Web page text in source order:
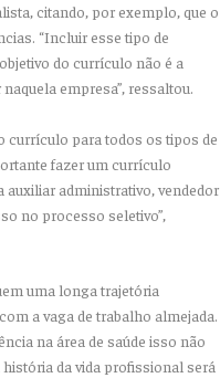
citando, por exemplo, que o
“Incluir esse tipo de
do currículo não é a
empresa”, ressaltou.
currículo para todos os tipos de
fazer um currículo
auxiliar administrativo, vendedor
no processo seletivo”,
uma longa trajetória
a vaga de trabalho almejada.
na área de saúde isso não
da vida profissional será